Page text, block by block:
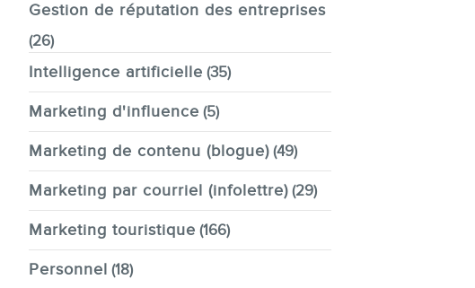
Gestion de réputation des entreprises
(26)
Intelligence artificielle (35)
Marketing d'influence (5)
Marketing de contenu (blogue)(49)
Marketing par courriel (infolettre)(29)
Marketing touristique (166)
Personnel (18)